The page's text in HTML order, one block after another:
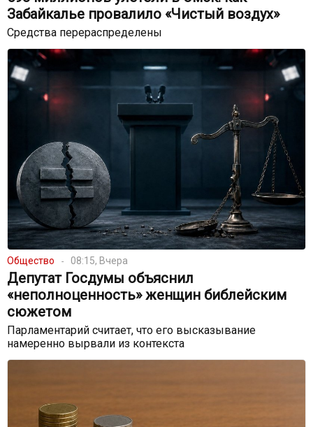
Забайкалье провалило «Чистый воздух»
Средства перераспределены
Общество 08:15, Вчера
Депутат Госдумы объяснил
«неполноценность» женщин библейским
сюжетом
Парламентарий считает, что его высказывание
намеренно вырвали из контекста